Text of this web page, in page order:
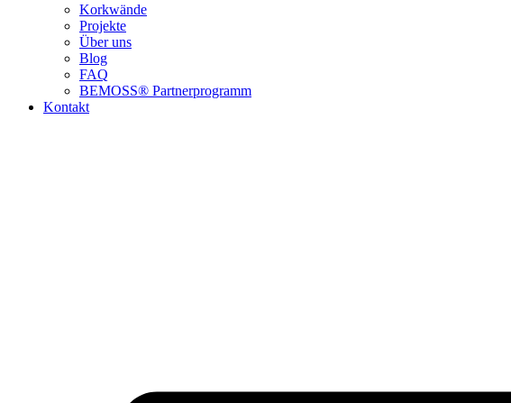
Korkwände
Projekte
Über uns
Blog
FAQ
BEMOSS® Partnerprogramm​
Kontakt